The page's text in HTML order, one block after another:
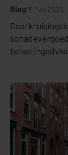
Blog15 May 2020